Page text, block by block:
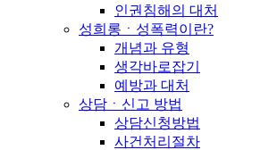
인권침해의 대처
성희롱ㆍ성폭력이란?
개념과 유형
생각바로잡기
예방과 대처
상담ㆍ신고 방법
상담신청방법
사건처리절차